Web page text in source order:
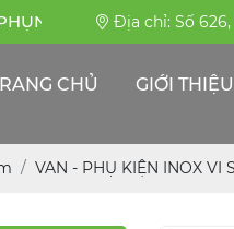
BỀN BỈ Địa chỉ: Số 626,
CHỦ GIỚI THIỆU
VAN - PHỤ KIỆN INOX VI